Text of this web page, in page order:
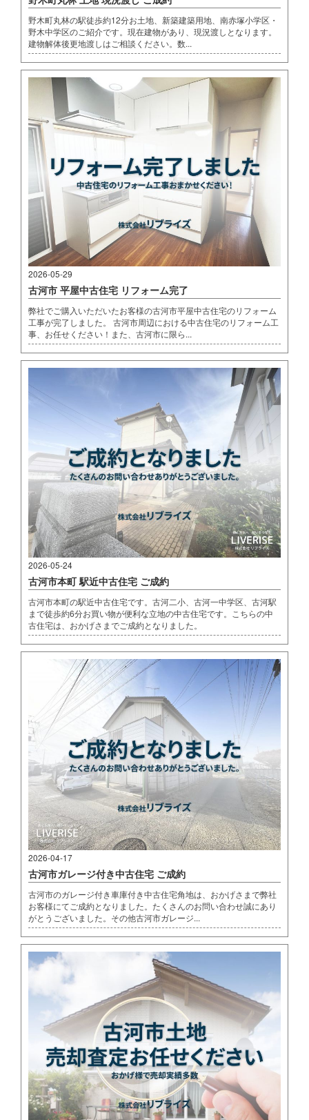
野木町丸林の駅徒歩約12分お土地、新築建築用地、南赤塚小学区・
野木中学区のご紹介です。現在建物があり、現況渡しとなります。
建物解体後更地渡しはご相談ください。数...
2026-05-29
古河市 平屋中古住宅 リフォーム完了
弊社でご購入いただいたお客様の古河市平屋中古住宅のリフォーム
工事が完了しました。 古河市周辺における中古住宅のリフォーム工
事、お任せください！また、古河市に限ら...
2026-05-24
古河市本町 駅近中古住宅 ご成約
古河市本町の駅近中古住宅です。古河二小、古河一中学区、古河駅
まで徒歩約6分お買い物が便利な立地の中古住宅です。こちらの中
古住宅は、おかげさまでご成約となりました。
2026-04-17
古河市ガレージ付き中古住宅 ご成約
古河市のガレージ付き車庫付き中古住宅角地は、おかげさまで弊社
お客様にてご成約となりました。たくさんのお問い合わせ誠にあり
がとうございました。その他古河市ガレージ...